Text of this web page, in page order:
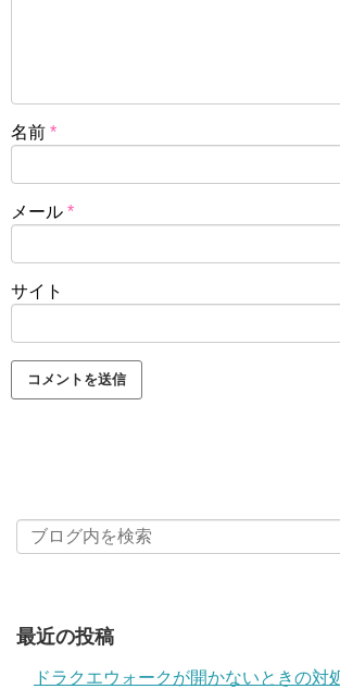
名前 *
メール *
サイト
最近の投稿
ドラクエウォークが開かないときの対